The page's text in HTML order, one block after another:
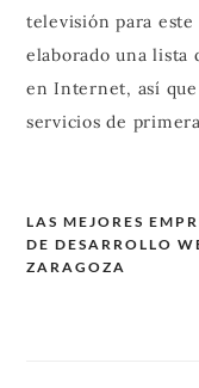
televisión para este
elaborado una lista
en Internet, así
servicios de
Navegación
LAS MEJORES
DE DESARROLLO
ZARAGOZA